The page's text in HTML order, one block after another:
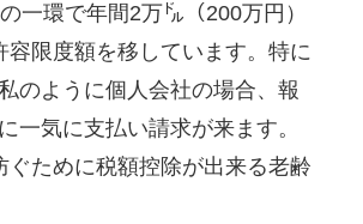
一環で年間2万㌦（200万円）
限度額を移しています。特に
のように個人会社の場合、報
一気に支払い請求が来ます。
ぐために税額控除が出来る老齢